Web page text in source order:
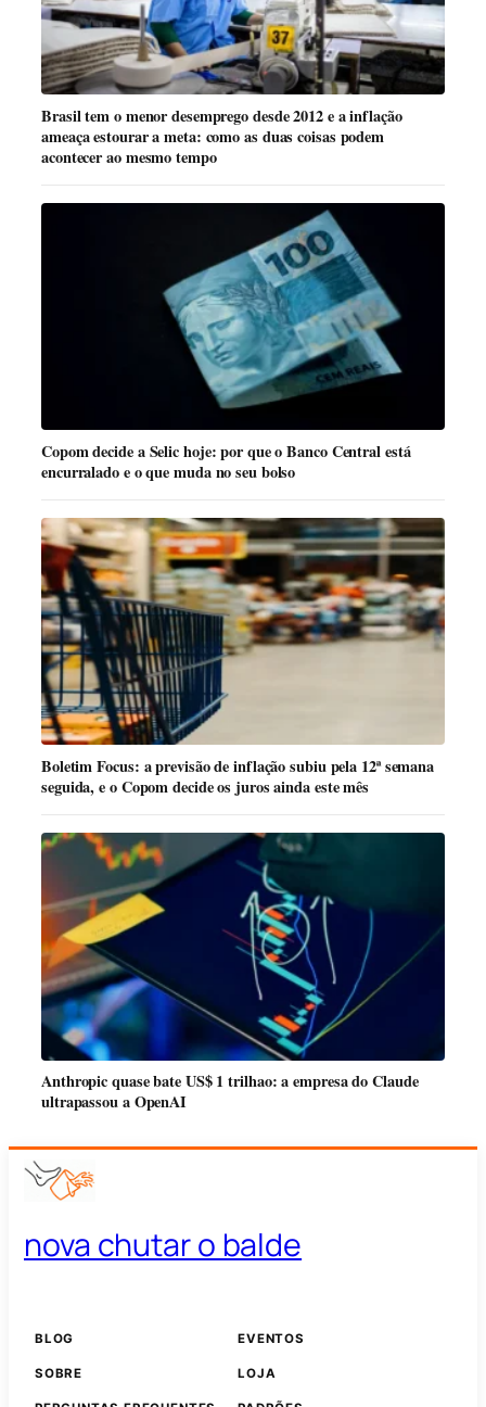
Brasil tem o menor desemprego desde 2012 e a inflação
ameaça estourar a meta: como as duas coisas podem
acontecer ao mesmo tempo
Copom decide a Selic hoje: por que o Banco Central está
encurralado e o que muda no seu bolso
Boletim Focus: a previsão de inflação subiu pela 12ª semana
seguida, e o Copom decide os juros ainda este mês
Anthropic quase bate US$ 1 trilhao: a empresa do Claude
ultrapassou a OpenAI
nova chutar o balde
BLOG
SOBRE
EVENTOS
LOJA